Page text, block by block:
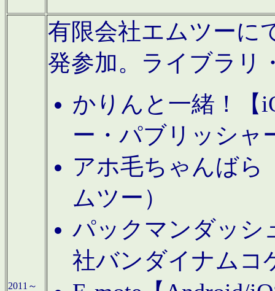
2011～
有限会社エムツーに
発参加。ライブラリ
かりんと一緒！【
ー・パブリッシャ
アホ毛ちゃんばら
ムツー）
パックマンダッシ
社バンダイナムコ